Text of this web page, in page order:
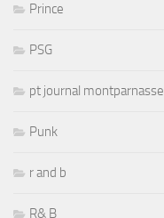
Prince
PSG
pt journal montparnasse
Punk
r and b
R& B